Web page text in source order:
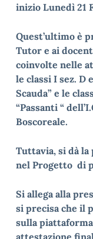
inizio Lunedì 21
Quest’ultimo è
Tutor e ai
coinvolte nelle
le classi I sez. D
Scauda” e le
“Passanti “
Boscoreale.
Tuttavia, si dà
nel Progetto di
Si allega alla
si precisa che il
sulla piattaforma
attestazione